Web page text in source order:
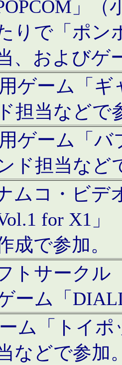
」（
りで「ポン
、およびゲ
ゲーム「
担当などで
ゲーム「
ド担当など
ムコ・ビデ
for X1」
成で参加。
トサークル
ーム「
ム「トイ
などで参加